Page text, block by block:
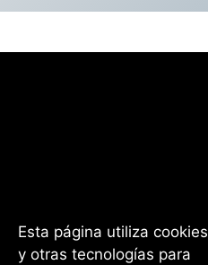
Facebook
Instagram
Esta página utiliza cookies
y otras tecnologías para